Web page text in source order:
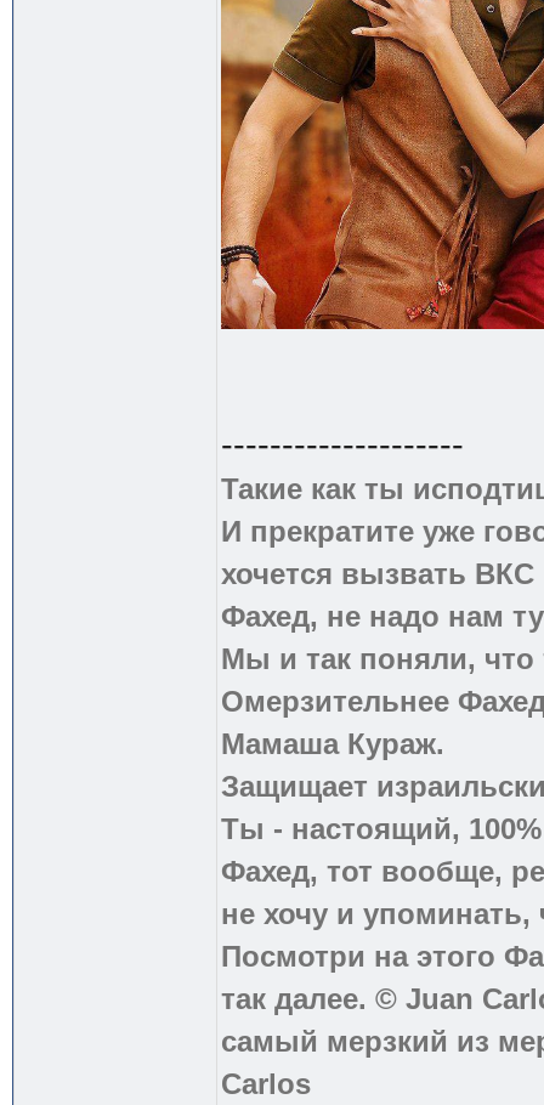
--------------------
Такие как ты
И прекратите уже
хочется вызвать
Фахед, не надо нам
Мы и так поняли,
Омерзительнее
Мамаша Кураж.
Защищает
Ты - настоящий,
Фахед, тот вообще,
не хочу и
Посмотри на этого
так далее. © Juan
самый мерзкий из
Carlos